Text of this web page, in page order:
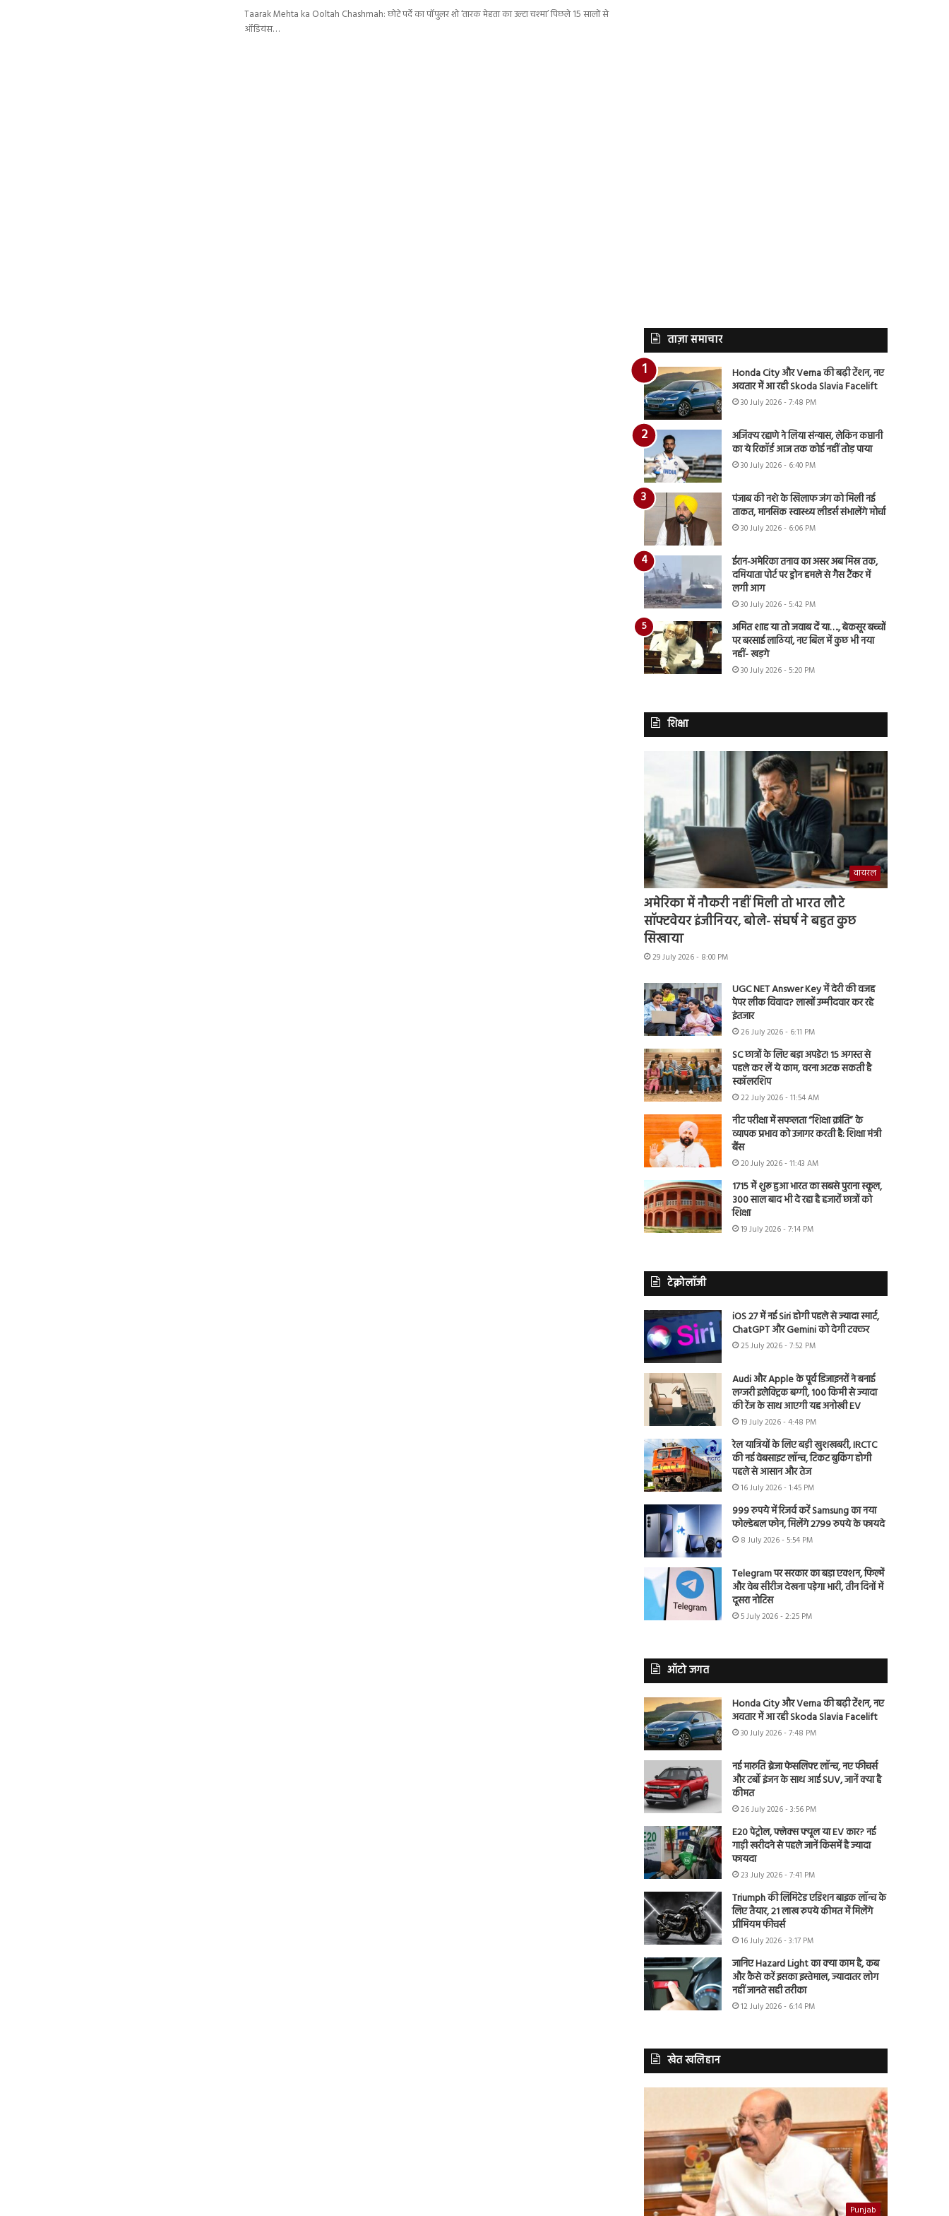
Taarak Mehta ka Ooltah Chashmah: छोटे पर्दे का पॉपुलर शो ‘तारक मेहता का उल्टा चश्मा’ पिछले 15 सालों से
ऑडियंस…
ताज़ा समाचार
Honda City और Verna की बढ़ी टेंशन, नए
अवतार में आ रही Skoda Slavia Facelift
30 July 2026 - 7:48 PM
अजिंक्य रहाणे ने लिया संन्यास, लेकिन कप्तानी
का ये रिकॉर्ड आज तक कोई नहीं तोड़ पाया
30 July 2026 - 6:40 PM
पंजाब की नशे के खिलाफ जंग को मिली नई
ताकत, मानसिक स्वास्थ्य लीडर्स संभालेंगे मोर्चा
30 July 2026 - 6:06 PM
ईरान-अमेरिका तनाव का असर अब मिस्र तक,
दमियाता पोर्ट पर ड्रोन हमले से गैस टैंकर में
लगी आग
30 July 2026 - 5:42 PM
अमित शाह या तो जवाब दें या…., बेकसूर बच्चों
पर बरसाई लाठियां, नए बिल में कुछ भी नया
नहीं- खड़गे
30 July 2026 - 5:20 PM
शिक्षा
वायरल
अमेरिका में नौकरी नहीं मिली तो भारत लौटे
सॉफ्टवेयर इंजीनियर, बोले- संघर्ष ने बहुत कुछ
सिखाया
29 July 2026 - 8:00 PM
UGC NET Answer Key में देरी की वजह
पेपर लीक विवाद? लाखों उम्मीदवार कर रहे
इंतजार
26 July 2026 - 6:11 PM
SC छात्रों के लिए बड़ा अपडेट! 15 अगस्त से
पहले कर लें ये काम, वरना अटक सकती है
स्कॉलरशिप
22 July 2026 - 11:54 AM
नीट परीक्षा में सफलता “शिक्षा क्रांति” के
व्यापक प्रभाव को उजागर करती है: शिक्षा मंत्री
बैंस
20 July 2026 - 11:43 AM
1715 में शुरू हुआ भारत का सबसे पुराना स्कूल,
300 साल बाद भी दे रहा है हजारों छात्रों को
शिक्षा
19 July 2026 - 7:14 PM
टेक्नोलॉजी
iOS 27 में नई Siri होगी पहले से ज्यादा स्मार्ट,
ChatGPT और Gemini को देगी टक्कर
25 July 2026 - 7:52 PM
Audi और Apple के पूर्व डिजाइनरों ने बनाई
लग्जरी इलेक्ट्रिक बग्गी, 100 किमी से ज्यादा
की रेंज के साथ आएगी यह अनोखी EV
19 July 2026 - 4:48 PM
रेल यात्रियों के लिए बड़ी खुशखबरी, IRCTC
की नई वेबसाइट लॉन्च, टिकट बुकिंग होगी
पहले से आसान और तेज
16 July 2026 - 1:45 PM
999 रुपये में रिजर्व करें Samsung का नया
फोल्डेबल फोन, मिलेंगे 2799 रुपये के फायदे
8 July 2026 - 5:54 PM
Telegram पर सरकार का बड़ा एक्शन, फिल्में
और वेब सीरीज देखना पड़ेगा भारी, तीन दिनों में
दूसरा नोटिस
5 July 2026 - 2:25 PM
ऑटो जगत
Honda City और Verna की बढ़ी टेंशन, नए
अवतार में आ रही Skoda Slavia Facelift
30 July 2026 - 7:48 PM
नई मारुति ब्रेजा फेसलिफ्ट लॉन्च, नए फीचर्स
और टर्बो इंजन के साथ आई SUV, जानें क्या है
कीमत
26 July 2026 - 3:56 PM
E20 पेट्रोल, फ्लेक्स फ्यूल या EV कार? नई
गाड़ी खरीदने से पहले जानें किसमें है ज्यादा
फायदा
23 July 2026 - 7:41 PM
Triumph की लिमिटेड एडिशन बाइक लॉन्च के
लिए तैयार, 21 लाख रुपये कीमत में मिलेंगे
प्रीमियम फीचर्स
16 July 2026 - 3:17 PM
जानिए Hazard Light का क्या काम है, कब
और कैसे करें इसका इस्तेमाल, ज्यादातर लोग
नहीं जानते सही तरीका
12 July 2026 - 6:14 PM
खेत खलिहान
Punjab